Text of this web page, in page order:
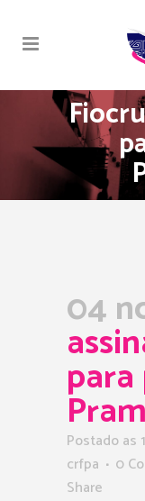
04
Postado as
crfpa
0
Share